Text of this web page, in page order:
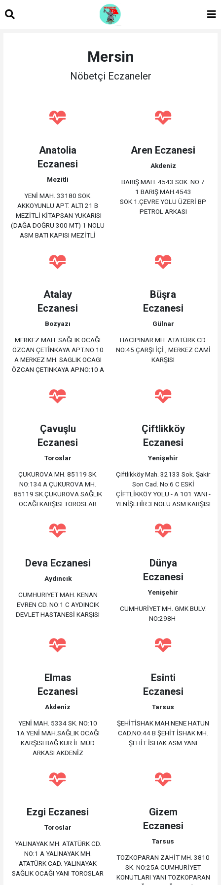
Mersin
Nöbetçi Eczaneler
Anatolia
Eczanesi
Mezitli
YENİ MAH. 33180 SOK.
AKKOYUNLU APT. ALTI 21 B
MEZİTLİ KİTAPSAN YUKARISI
(DAĞA DOĞRU 300 MT) 1 NOLU
ASM BATI KAPISI MEZİTLİ
Aren Eczanesi
Akdeniz
BARIŞ MAH. 4543 SOK. NO:7
1 BARIŞ MAH.4543
SOK.1.ÇEVRE YOLU ÜZERİ BP
PETROL ARKASI
Atalay
Eczanesi
Bozyazı
MERKEZ MAH. SAĞLIK OCAĞI
ÖZCAN ÇETİNKAYA APT.NO:10
A MERKEZ MH. SAGLIK OCAGI
ÖZCAN ÇETINKAYA AP.NO:10 A
Büşra
Eczanesi
Gülnar
HACIPINAR MH. ATATÜRK CD.
NO:45 ÇARŞI İÇİ , MERKEZ CAMİ
KARŞISI
Çavuşlu
Eczanesi
Toroslar
ÇUKUROVA MH. 85119 SK.
NO:134 A ÇUKUROVA MH.
85119 SK.ÇUKUROVA SAĞLIK
OCAĞI KARŞISI TOROSLAR
Çiftlikköy
Eczanesi
Yenişehir
Çiftlikköy Mah. 32133 Sok. Şakir
Son Cad. No:6 C ESKİ
ÇİFTLİKKÖY YOLU - A 101 YANI -
YENİŞEHİR 3 NOLU ASM KARŞISI
Deva Eczanesi
Aydıncık
CUMHURIYET MAH. KENAN
EVREN CD. NO:1 C AYDINCIK
DEVLET HASTANESİ KARŞISI
Dünya
Eczanesi
Yenişehir
CUMHURİYET MH. GMK BULV.
NO:298H
Elmas
Eczanesi
Akdeniz
YENİ MAH. 5334 SK. NO:10
1A YENİ MAH.SAĞLIK OCAĞI
KARŞISI BAĞ KUR İL MÜD
ARKASI AKDENİZ
Esinti
Eczanesi
Tarsus
ŞEHİTİSHAK MAH.NENE HATUN
CAD.NO:44 B ŞEHİT İSHAK MH.
ŞEHİT İSHAK ASM YANI
Ezgi Eczanesi
Toroslar
YALINAYAK MH. ATATÜRK CD.
NO:1 A YALINAYAK MH.
ATATÜRK CAD. YALINAYAK
SAĞLIK OCAĞI YANI TOROSLAR
Gizem
Eczanesi
Tarsus
TOZKOPARAN ZAHİT MH. 3810
SK. NO:25A CUMHURİYET
KONUTLARI YANI TOZKOPARAN